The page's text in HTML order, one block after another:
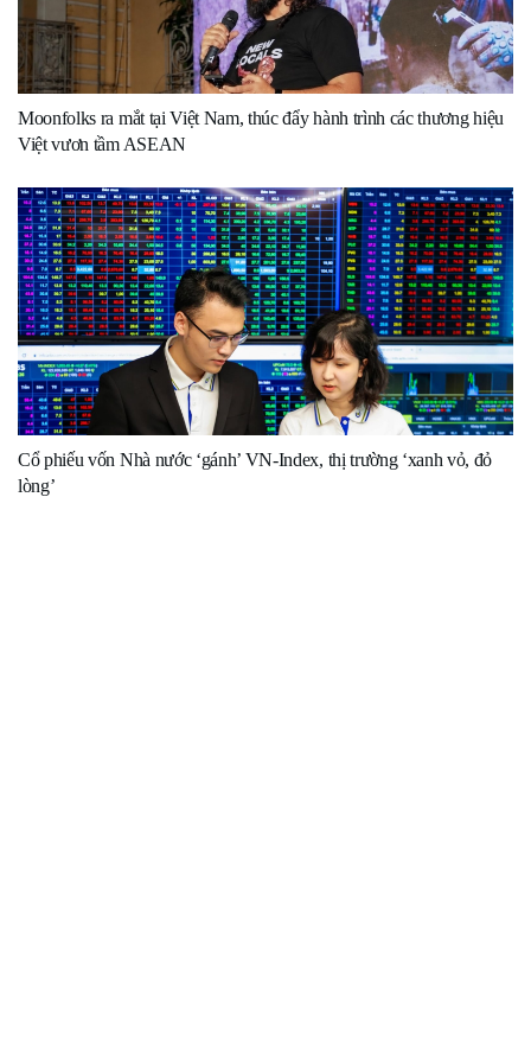
Moonfolks ra mắt tại Việt Nam, thúc đẩy hành trình các thương hiệu
Việt vươn tầm ASEAN
Cổ phiếu vốn Nhà nước ‘gánh’ VN-Index, thị trường ‘xanh vỏ, đỏ
lòng’